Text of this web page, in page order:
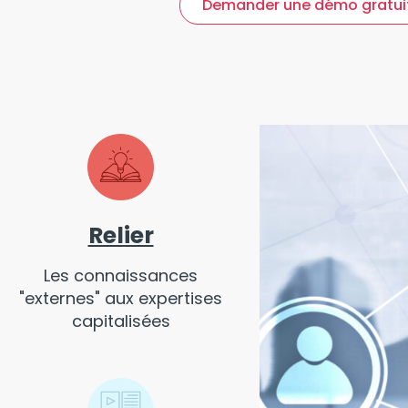
Demander une démo
Relier
Les connaissances
"externes" aux expertises
capitalisées